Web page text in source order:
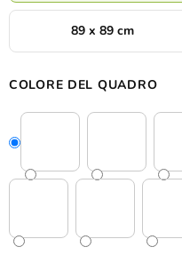
89 x 89 cm
COLORE DEL QUADRO